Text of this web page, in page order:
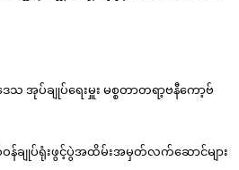
ေသ အုပ်ချုပ်ရေးမှူး မစ္စတာတရာ့ဗနီကော့ဗ်
စ်ဝန်ချုပ်ရုံးဖွင့်ပွဲအထိမ်းအမှတ်လက်ဆောင်များ